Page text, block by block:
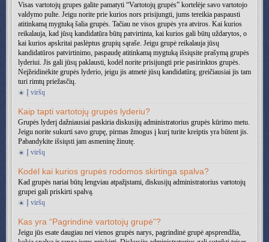
Visas vartotojų grupes galite pamatyti “Vartotojų grupės” kortelėje savo vartotojo
valdymo pulte. Jeigu norite prie kurios nors prisijungti, jums tereikia paspausti
atitinkamą mygtuką šalia grupės. Tačiau ne visos grupės yra atviros. Kai kurios
reikalauja, kad jūsų kandidatūra būtų patvirtinta, kai kurios gali būtų uždarytos, o
kai kurios apskritai paslėptus grupių sąraše. Jeigu grupė reikalauja jūsų
kandidatūros patvirtinimo, paspaudę atitinkamą mygtuką išsiųsite prašymą grupės
lyderiui. Jis gali jūsų paklausti, kodėl norite prisijungti prie pasirinktos grupės.
Neįžeidinėkite grupės lyderio, jeigu jis atmetė jūsų kandidatūrą; greičiausiai jis tam
turi rimtų priežasčių.
Į viršų
Kaip tapti vartotojų grupės lyderiu?
Grupės lyderį dažniausiai paskiria diskusijų administratorius grupės kūrimo metu.
Jeigu norite sukurti savo grupę, pirmas žmogus į kurį turite kreiptis yra būtent jis.
Pabandykite išsiųsti jam asmeninę žinutę.
Į viršų
Kodėl kai kurios grupės rodomos skirtinga spalva?
Kad grupės nariai būtų lengviau atpažįstami, diskusijų administratorius vartotojų
grupei gali priskirti spalvą.
Į viršų
Kas yra “Pagrindinė vartotojų grupė”?
Jeigu jūs esate daugiau nei vienos grupės narys, pagrindinė grupė apsprendžia,